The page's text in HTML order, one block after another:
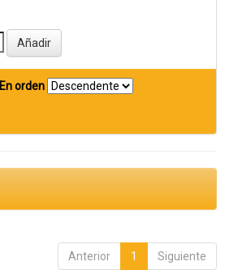
En orden
Anterior 1 Siguiente